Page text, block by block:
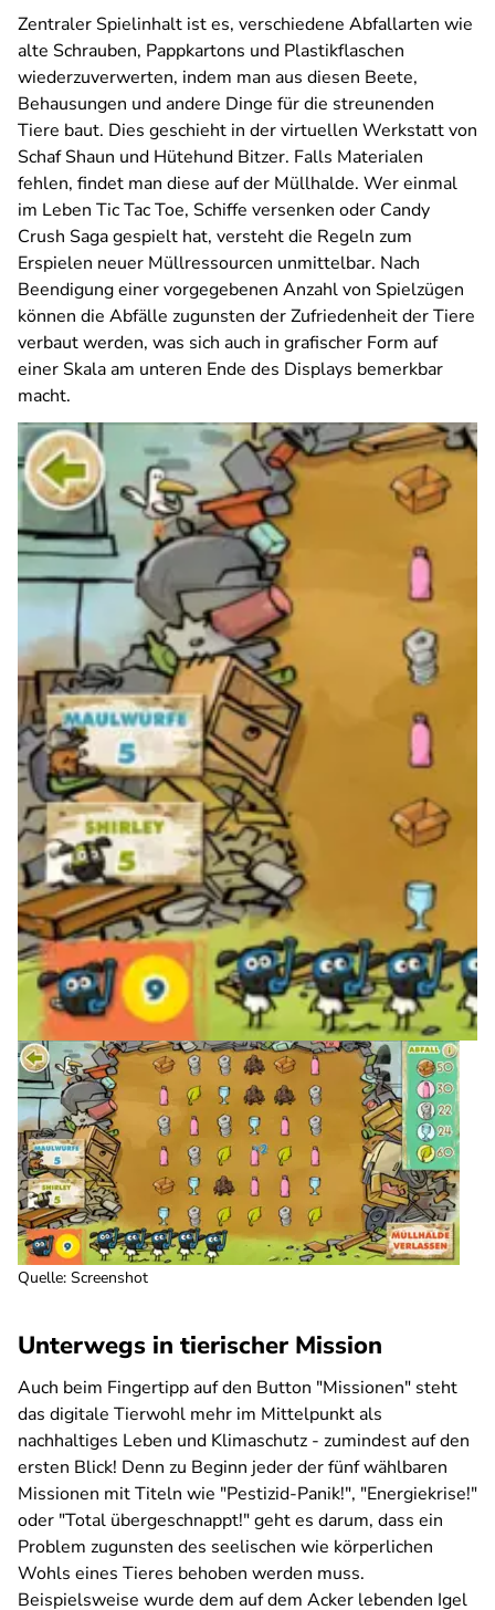
Zentraler Spielinhalt ist es, verschiedene Abfallarten wie
alte Schrauben, Pappkartons und Plastikflaschen
wiederzuverwerten, indem man aus diesen Beete,
Behausungen und andere Dinge für die streunenden
Tiere baut. Dies geschieht in der virtuellen Werkstatt von
Schaf Shaun und Hütehund Bitzer. Falls Materialen
fehlen, findet man diese auf der Müllhalde. Wer einmal
im Leben Tic Tac Toe, Schiffe versenken oder Candy
Crush Sagagespielt hat, versteht die Regeln zum
Erspielen neuer Müllressourcen unmittelbar. Nach
Beendigung einer vorgegebenen Anzahl von Spielzügen
können die Abfälle zugunsten der Zufriedenheit der Tiere
verbaut werden, was sich auch in grafischer Form auf
einer Skala am unteren Ende des Displays bemerkbar
macht.
Quelle: Screenshot
Unterwegs in tierischer Mission
Auch beim Fingertipp auf den Button "Missionen" steht
das digitale Tierwohl mehr im Mittelpunkt als
nachhaltiges Leben und Klimaschutz - zumindest auf den
ersten Blick! Denn zu Beginn jeder der fünf wählbaren
Missionen mit Titeln wie "Pestizid-Panik!", "Energiekrise!"
oder "Total übergeschnappt!" geht es darum, dass ein
Problem zugunsten des seelischen wie körperlichen
Wohls eines Tieres behoben werden muss.
Beispielsweise wurde dem auf dem Acker lebenden Igel